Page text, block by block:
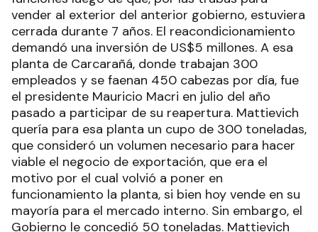
vender al exterior del anterior gobierno, estuviera
cerrada durante 7 años. El reacondicionamiento
demandó una inversión de US$5 millones. A esa
planta de Carcarañá, donde trabajan 300
empleados y se faenan 450 cabezas por día, fue
el presidente Mauricio Macri en julio del año
pasado a participar de su reapertura. Mattievich
quería para esa planta un cupo de 300 toneladas,
que consideró un volumen necesario para hacer
viable el negocio de exportación, que era el
motivo por el cual volvió a poner en
funcionamiento la planta, si bien hoy vende en su
mayoría para el mercado interno. Sin embargo, el
Gobierno le concedió 50 toneladas. Mattievich